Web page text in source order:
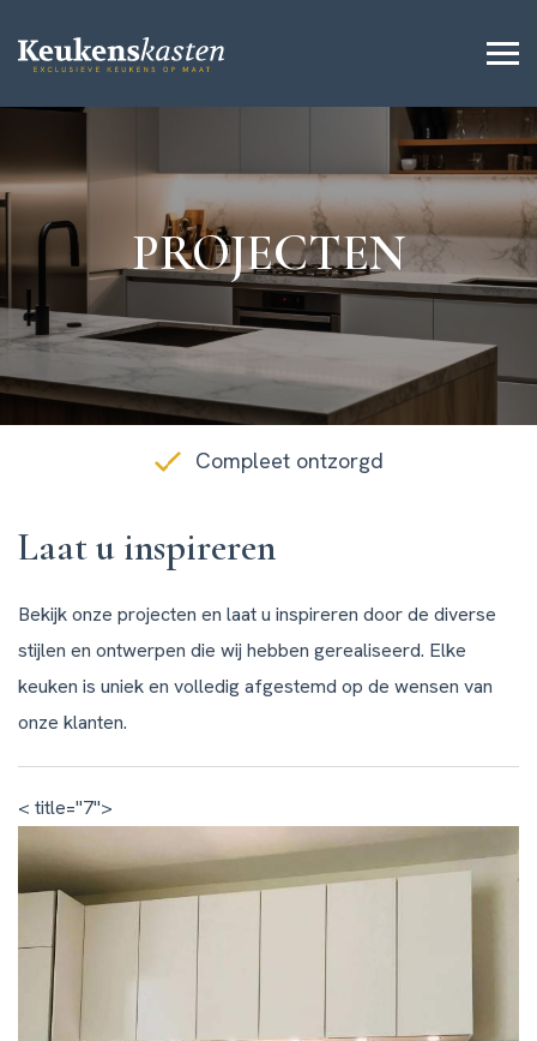
PROJECTEN
Compleet ontzorgd
Laat u inspireren
Bekijk onze projecten en laat u inspireren door de diverse
stijlen en ontwerpen die wij hebben gerealiseerd. Elke
keuken is uniek en volledig afgestemd op de wensen van
onze klanten.
< title="7">